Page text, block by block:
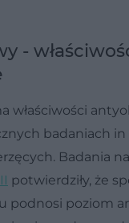
-
właściwości
badaniach in
Badania
potwierdziły, że
podnosi poziom